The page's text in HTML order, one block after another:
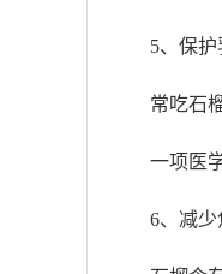
5、保护
常吃石
一项医
6、减少